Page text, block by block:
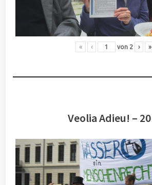
« ‹ von 2 › »
Veolia Adieu! –